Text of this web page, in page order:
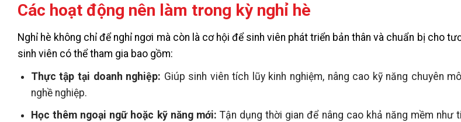
Các hoạt động nên làm trong kỳ nghỉ hè
Nghỉ hè không chỉ để nghỉ ngơi mà còn là cơ hội để sinh viên phát triển bản thân và chuẩn bị cho
sinh viên có thể tham gia bao gồm:
Thực tập tại doanh nghiệp: Giúp sinh viên tích lũy kinh nghiệm, nâng cao kỹ năng chuyên
nghề nghiệp.
Học thêm ngoại ngữ hoặc kỹ năng mới: Tận dụng thời gian để nâng cao khả năng mềm như